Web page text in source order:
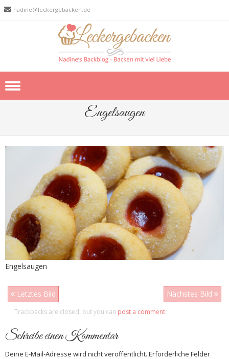
nadine@leckergebacken.de
Engelsaugen
Engelsaugen
Letztes Bild Nächstes Bild
Trackbacks are closed, but you can post a comment.
Schreibe einen Kommentar
Deine E-Mail-Adresse wird nicht veröffentlicht. Erforderliche Felder